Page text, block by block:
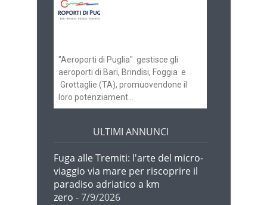
"Aeroporti di Puglia" gestisce gli
aeroporti di Bari, Brindisi, Foggia e
Grottaglie (TA), promuovendone il
loro potenziament...
ULTIMI ANNUNCI
Fuga alle Tremiti: l'arte del micro-
viaggio via mare per riscoprire il
paradiso adriatico a km
zero - 7/9/2026